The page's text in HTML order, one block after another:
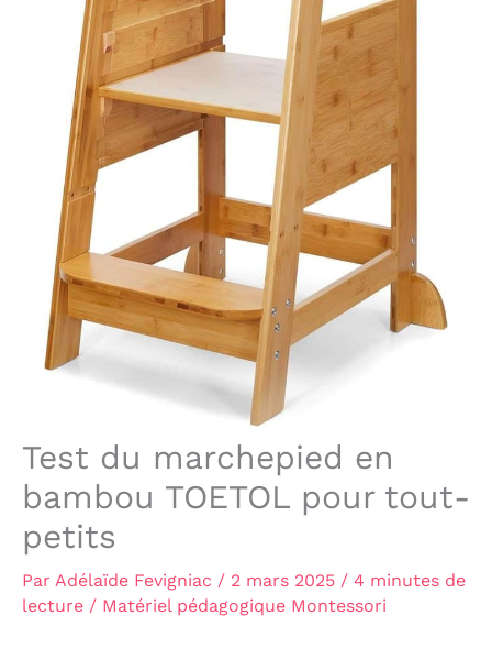
Test du marchepied en
bambou TOETOL pour tout-
petits
Par Adélaïde Fevigniac / 2 mars 2025 / 4 minutes de
lecture / Matériel pédagogique Montessori